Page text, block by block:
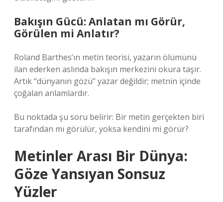
Bakışın Gücü: Anlatan mı Görür,
Görülen mi Anlatır?
Roland Barthes’ın metin teorisi, yazarın ölümünü
ilan ederken aslında bakışın merkezini okura taşır.
Artık “dünyanın gözü” yazar değildir; metnin içinde
çoğalan anlamlardır.
Bu noktada şu soru belirir: Bir metin gerçekten biri
tarafından mı görülür, yoksa kendini mi görür?
Metinler Arası Bir Dünya:
Göze Yansıyan Sonsuz
Yüzler